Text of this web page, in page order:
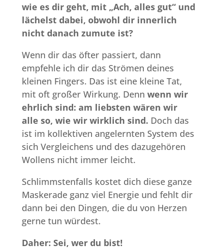
wie es dir geht, mit „Ach, alles gut“ und
lächelst dabei, obwohl dir innerlich
nicht danach zumute ist?
Wenn dir das öfter passiert, dann
empfehle ich dir das Strömen deines
kleinen Fingers. Das ist eine kleine Tat,
mit oft großer Wirkung. Denn wenn wir
ehrlich sind: am liebsten wären wir
alle so, wie wir wirklich sind. Doch das
ist im kollektiven angelernten System des
sich Vergleichens und des dazugehören
Wollens nicht immer leicht.
Schlimmstenfalls kostet dich diese ganze
Maskerade ganz viel Energie und fehlt dir
dann bei den Dingen, die du von Herzen
gerne tun würdest.
Daher: Sei, wer du bist!